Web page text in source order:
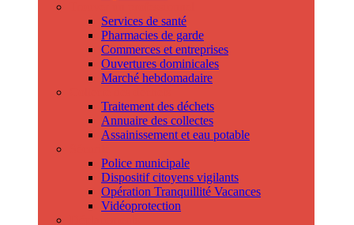
Services de santé
Pharmacies de garde
Commerces et entreprises
Ouvertures dominicales
Marché hebdomadaire
Traitement des déchets
Annuaire des collectes
Assainissement et eau potable
Police municipale
Dispositif citoyens vigilants
Opération Tranquillité Vacances
Vidéoprotection